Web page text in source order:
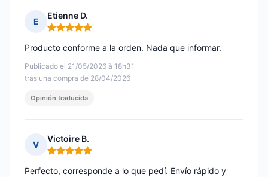
E
Etienne D.
Nota: 5 de 5
Publicado el 21/05/2026 à 18h31
tras una compra de 28/04/2026
Producto conforme a la orden. Nada que informar.
Opinión traducida
V
Victoire B.
Nota: 5 de 5
Perfecto, corresponde a lo que pedí. Envío rápido y